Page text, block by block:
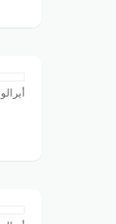
أيرالو airalo Coupons